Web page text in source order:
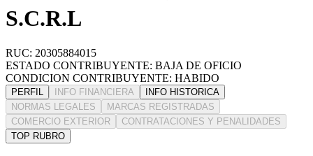
S.C.R.L
RUC: 20305884015
ESTADO CONTRIBUYENTE: BAJA DE OFICIO
CONDICION CONTRIBUYENTE: HABIDO
PERFIL INFO FINANCIERA
INFO HISTORICA
NORMAS LEGALES
MARCAS REGISTRADAS
COMERCIO EXTERIOR
CONTRATACIONES Y PENALIDADES
TOP RUBRO